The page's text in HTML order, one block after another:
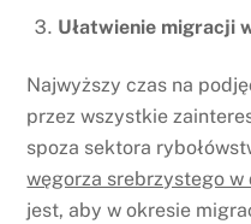
Ułatwienie migracji
Najwyższy czas na
przez wszystkie
spoza sektora
węgorza srebrzystego w
jest, aby w okresie